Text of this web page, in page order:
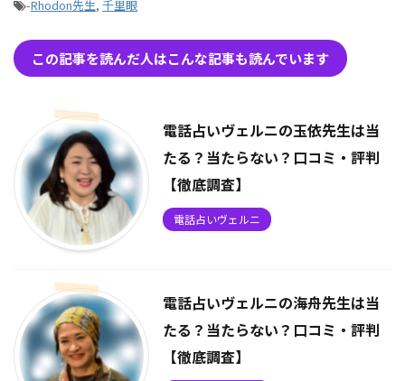
-Rhodon先生, 千里眼
この記事を読んだ人はこんな記事も読んでいます
電話占いヴェルニの玉依先生は当
たる？当たらない？口コミ・評判
【徹底調査】
電話占いヴェルニ
電話占いヴェルニの海舟先生は当
たる？当たらない？口コミ・評判
【徹底調査】